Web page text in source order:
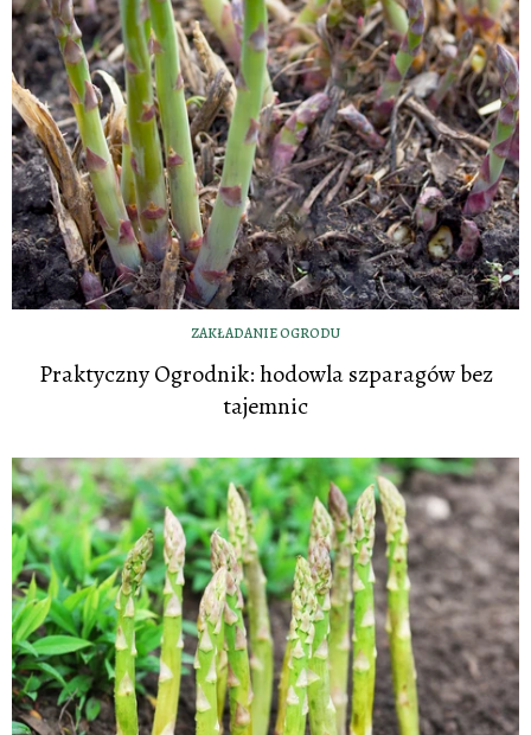
ZAKŁADANIE OGRODU
Praktyczny Ogrodnik: hodowla szparagów bez
tajemnic